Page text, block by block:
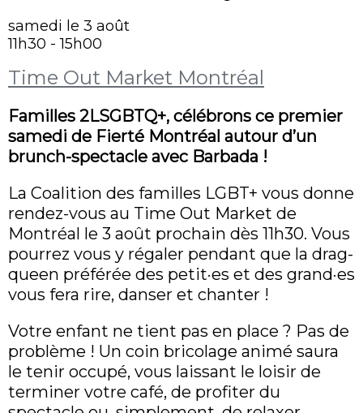
samedi le 3 août
11h30 - 15h00
Time Out Market Montréal
Familles 2LSGBTQ+, célébrons ce premier
samedi de Fierté Montréal autour d’un
brunch-spectacle avec Barbada !
La Coalition des familles LGBT+ vous donne
rendez-vous au Time Out Market de
Montréal le 3 août prochain dès 11h30. Vous
pourrez vous y régaler pendant que la drag-
queen préférée des petit·es et des grand·es
vous fera rire, danser et chanter !
Votre enfant ne tient pas en place ? Pas de
problème ! Un coin bricolage animé saura
le tenir occupé, vous laissant le loisir de
terminer votre café, de profiter du